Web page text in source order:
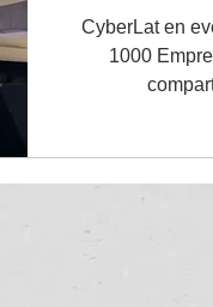
CyberLat en
1000